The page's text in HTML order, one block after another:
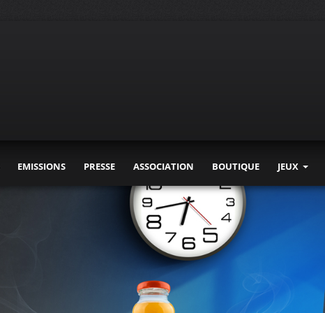
EMISSIONS PRESSE ASSOCIATION BOUTIQUE JEUX